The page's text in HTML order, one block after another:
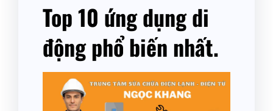
Top 10 ứng dụng di
động phổ biến nhất.